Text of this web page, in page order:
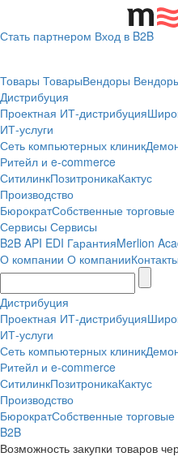
Стать партнером Вход в B2B
Товары ТоварыВендоры
Дистрибуция
Проектная ИТ-дистрибуция
ИТ-услуги
Сеть компьютерных клиник
Ритейл и e-commerce
СитилинкПозитроникаКактус
Производство
БюрократСобственные
Сервисы Сервисы
B2B API EDI ГарантияMerlion
О компании О компанииКонтакты
Дистрибуция
Проектная ИТ-дистрибуция
ИТ-услуги
Сеть компьютерных клиник
Ритейл и e-commerce
СитилинкПозитроникаКактус
Производство
БюрократСобственные
B2B
Возможность закупки товаров